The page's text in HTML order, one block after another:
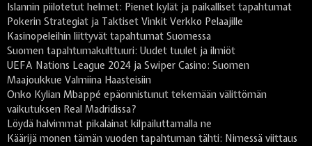
Islannin piilotetut helmet: Pienet kylät ja paikalliset tapahtumat
Pokerin Strategiat ja Taktiset Vinkit Verkko Pelaajille
Kasinopeleihin liittyvät tapahtumat Suomessa
Suomen tapahtumakulttuuri: Uudet tuulet ja ilmiöt
UEFA Nations League 2024 ja Swiper Casino: Suomen
Maajoukkue Valmiina Haasteisiin
Onko Kylian Mbappé epäonnistunut tekemään välittömän
vaikutuksen Real Madridissa?
Löydä halvimmat pikalainat kilpailuttamalla ne
Käärijä monen tämän vuoden tapahtuman tähti: Nimessä viittaus